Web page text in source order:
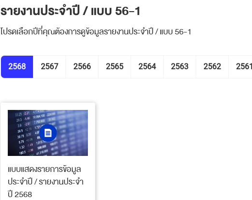
รายงานประจำปี / แบบ 56-1
โปรดเลือกปีที่คุณต้องการดูข้อมูลรายงานประจำปี / แบบ 56-1
2568 2567 2566 2565 2564 2563 2562 2561
แบบแสดงรายการข้อมูล
ประจำปี / รายงานประจำ
ปี 2568